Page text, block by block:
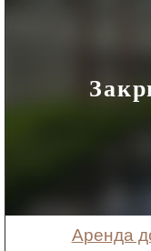
Аренда